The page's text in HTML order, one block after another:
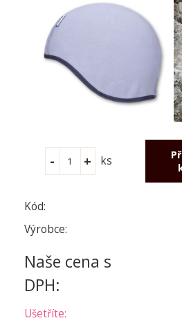
ks
Kód:
Výrobce:
Naše cena s
DPH:
Ušetříte: